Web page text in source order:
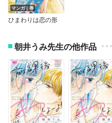
マンガ｜巻
ひまわりは恋の形
朝井うみ先生の他作品